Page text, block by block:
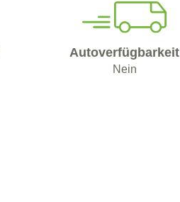
Autoverfügbarkeit
Nein